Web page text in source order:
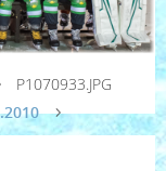
P1070933.JPG